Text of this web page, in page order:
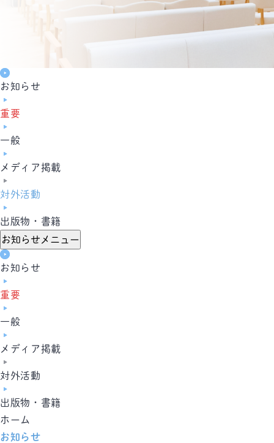
お知らせ
重要
一般
メディア掲載
対外活動
出版物・書籍
お知らせメニュー
お知らせ
重要
一般
メディア掲載
対外活動
出版物・書籍
ホーム
お知らせ